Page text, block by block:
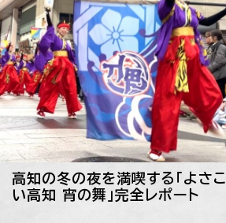
高知の冬の夜を満喫する「よさこ
い高知 宵の舞」完全レポート